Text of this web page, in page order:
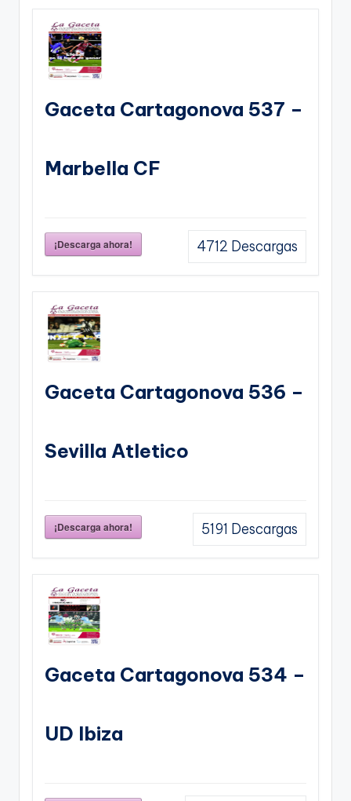
Gaceta Cartagonova 537 –
Marbella CF
¡Descarga ahora! 4712 Descargas
Gaceta Cartagonova 536 –
Sevilla Atletico
¡Descarga ahora! 5191 Descargas
Gaceta Cartagonova 534 –
UD Ibiza